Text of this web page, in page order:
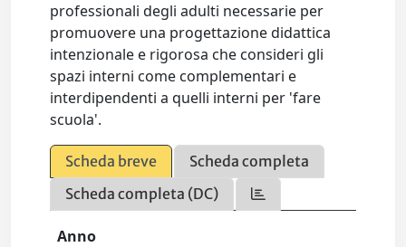
professionali degli adulti necessarie per
promuovere una progettazione didattica
intenzionale e rigorosa che consideri gli
spazi interni come complementari e
interdipendenti a quelli interni per 'fare
scuola'.
Scheda breve
Scheda completa
Scheda completa (DC)
Anno